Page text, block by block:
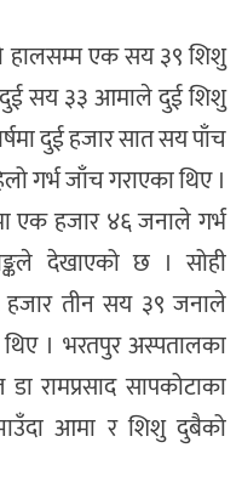
हालसम्म एक सय ३९ शिशु
दुई सय ३३ आमाले दुई शिशु
दुई हजार सात सय पाँच
गर्भ जाँच गराएका थिए ।
एक हजार ४६ जनाले गर्भ
देखाएको छ । सोही
हजार तीन सय ३९ जनाले
। भरतपुर अस्पतालका
डा रामप्रसाद सापकोटाका
आमा र शिशु दुबैको